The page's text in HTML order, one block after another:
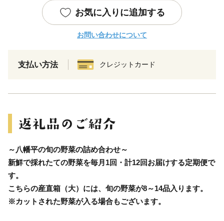
お気に入りに追加する
お問い合わせについて
支払い方法 クレジットカード
～八幡平の旬の野菜の詰め合わせ～
新鮮で採れたての野菜を毎月1回・計12回お届けする定期便で
す。
こちらの産直箱（大）には、旬の野菜が8～14品入ります。
※カットされた野菜が入る場合もございます。